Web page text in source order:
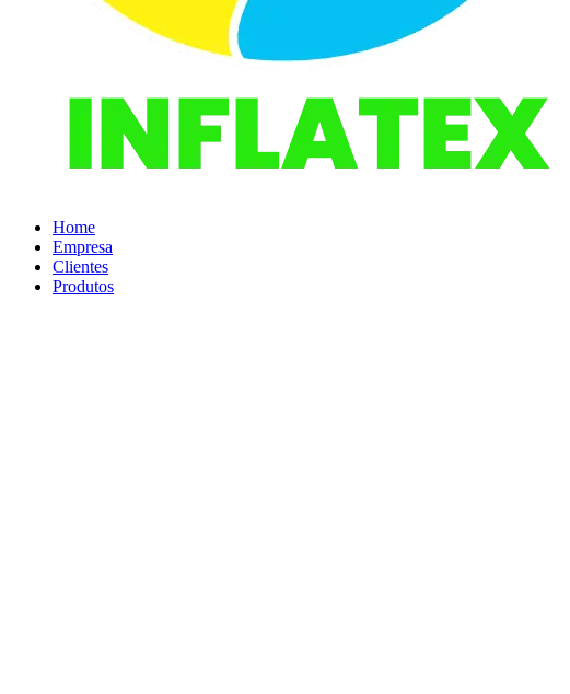
Home
Empresa
Clientes
Produtos